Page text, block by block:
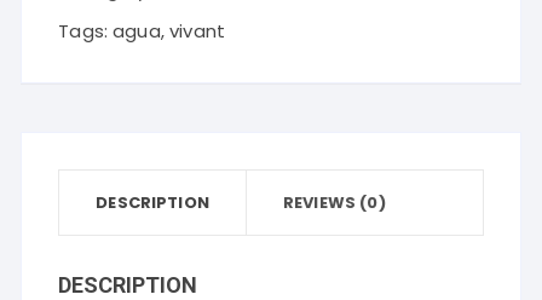
quantity
Tags:agua,vivant
DESCRIPTION REVIEWS (0)
DESCRIPTION